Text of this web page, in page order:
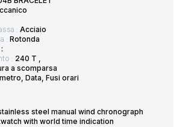
: Acciaio
: Rotonda
: 240 T ,
a scomparsa
Data, Fusi orari
steel manual wind chronograph
with world time indication